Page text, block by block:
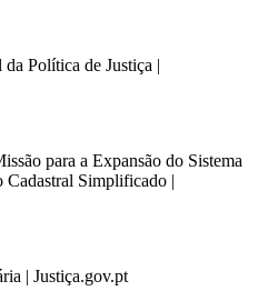
Política de Justiça |
para a Expansão do Sistema
Cadastral Simplificado |
| Justiça.gov.pt